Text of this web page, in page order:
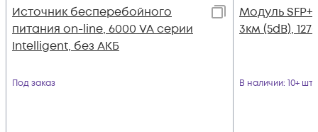
Источник бесперебойного
питания on-line, 6000 VA серии
Intelligent, без АКБ
Под заказ
Модуль SFP+
3км (5dB),
В наличии: 10+ шт